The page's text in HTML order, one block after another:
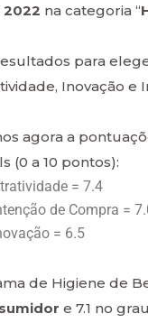
2022 na categoria “
para
Inovação e
agora a
(0 a 10 pontos):
= 7.4
de Compra =
= 6.5
de Higiene de
e 7.1 no